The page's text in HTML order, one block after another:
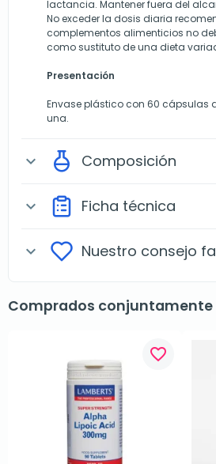
lactancia. Mantener fuera del
No exceder la dosis diaria
complementos alimenticios no
como sustituto de una dieta
Presentación
Envase plástico con 60 cápsulas
una.
expand_more Composición
expand_more Ficha técnica
expand_more Nuestro consejo
Comprados conjuntamente
favorite_border